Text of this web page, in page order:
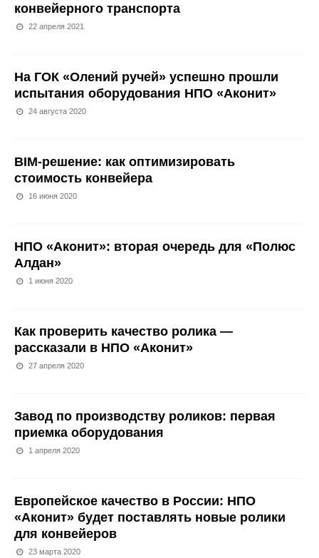
конвейерного транспорта
22 апреля 2021
На ГОК «Олений ручей» успешно прошли
испытания оборудования НПО «Аконит»
24 августа 2020
BIM-решение: как оптимизировать
стоимость конвейера
16 июня 2020
НПО «Аконит»: вторая очередь для «Полюс
Алдан»
1 июня 2020
Как проверить качество ролика —
рассказали в НПО «Аконит»
27 апреля 2020
Завод по производству роликов: первая
приемка оборудования
1 апреля 2020
Европейское качество в России: НПО
«Аконит» будет поставлять новые ролики
для конвейеров
23 марта 2020